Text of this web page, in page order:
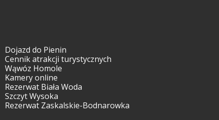
Dojazd do Pienin
Cennik atrakcji turystycznych
Wąwóz Homole
Kamery online
Rezerwat Biała Woda
Szczyt Wysoka
Rezerwat Zaskalskie-Bodnarowka